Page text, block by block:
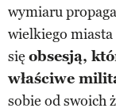
wymiaru
wielkiego miasta
się obsesją,
właściwe
sobie od swoich